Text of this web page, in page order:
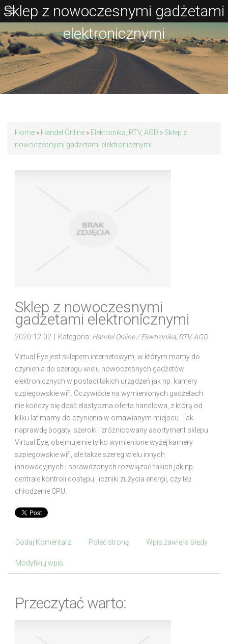
Home » Handel Online » Elektronika, RTV, AGD » Sklep z
nowoczesnymi gadżetami elektronicznymi
Sklep z nowoczesnymi
gadżetami elektronicznymi
2020-12-02 Kategoria: Handel Online / Elektronika, RTV, AGD
Virtual Eye jest sklepem internetowym, w którym mamy do
czynienia do szeregu wielu nowoczesnych gadżetów
elektronicznych w postaci takich urządzeń jak np. kamery
szpiegowskie wifi. Oczywiście na wymienionych gadżetach
nie kończy się dość elastyczna oferta handlowa, z którą od
kilku lat mamy do czynienia w omawianym miejscu. Tak
naprawdę bogaty, szeroki i zróżnicowany asortyment sklepu
Virtual Eye, obejmuje nie tylko wymienione wyżej kamery
szpiegowskie wifi, ale także szereg wielu innych
innowacyjnych i sprawdzonych rozwiązań takich jak np.
centrale kontroli dostępu, liczniki zużycia energii, czy też
chłodzenie CPU.
Dodaj Komentarz Poleć stronę Wpis zawiera błędy
Modyfikuj wpis
Przeczytać warto:
Sklep z nowoczesnymi gadżetami
elektronicznymi